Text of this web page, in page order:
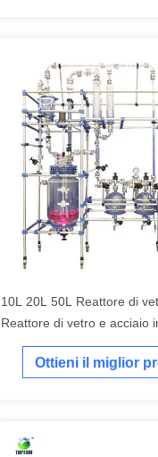
10L 20L 50L Reattore di
Reattore di vetro e acciaio
Ottieni il miglior